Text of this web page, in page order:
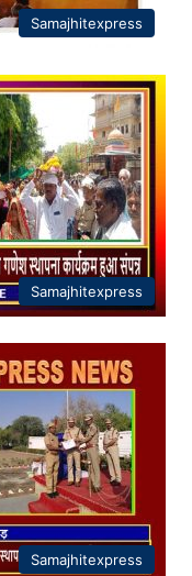
Samajhitexpress
Samajhitexpress
Samajhitexpress